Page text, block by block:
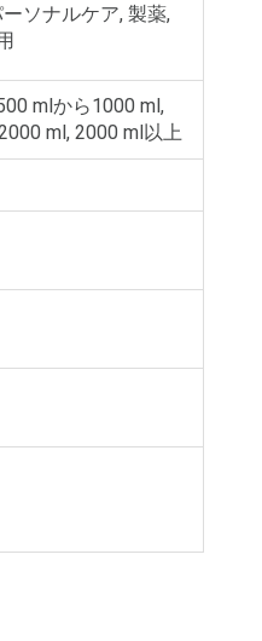
ソナルケア, 製薬,
mlから1000 ml,
ml, 2000 ml以上